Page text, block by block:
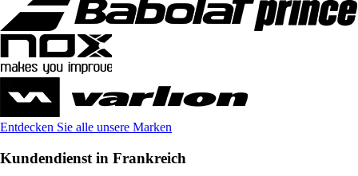
Entdecken Sie alle unsere Marken
Kundendienst in Frankreich